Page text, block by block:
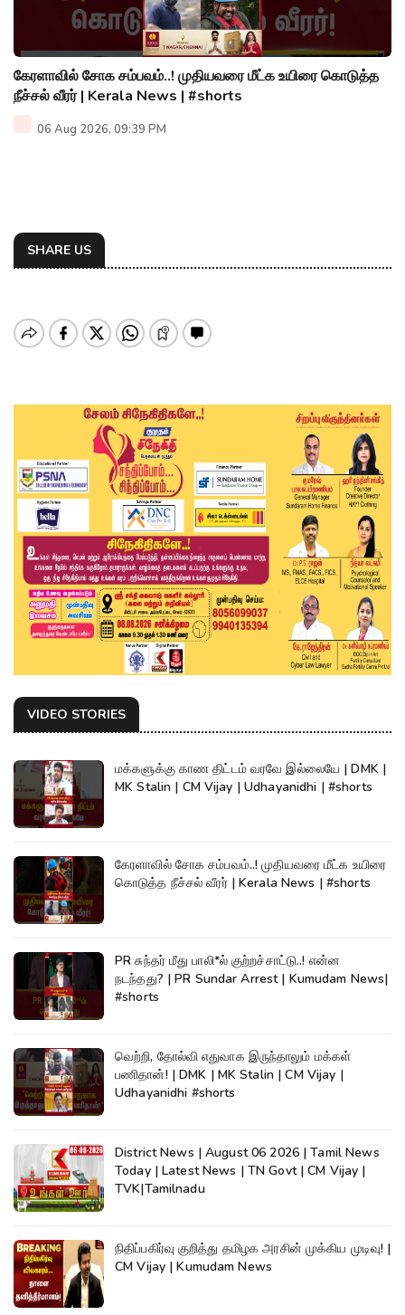
கேரளாவில் சோக சம்பவம்..! முதியவரை மீட்க உயிரை கொடுத்த
நீச்சல் வீரர் | Kerala News | #shorts
06 Aug 2026, 09:39 PM
SHARE US
VIDEO STORIES
மக்களுக்கு காண திட்டம் வரவே இல்லையே | DMK |
MK Stalin | CM Vijay | Udhayanidhi | #shorts
கேரளாவில் சோக சம்பவம்..! முதியவரை மீட்க உயிரை
கொடுத்த நீச்சல் வீரர் | Kerala News | #shorts
PR சுந்தர் மீது பாலி*ல் குற்றச்சாட்டு..! என்ன
நடந்தது? | PR Sundar Arrest | Kumudam News|
#shorts
வெற்றி, தோல்வி எதுவாக இருந்தாலும் மக்கள்
பணிதான்! | DMK | MK Stalin | CM Vijay |
Udhayanidhi #shorts
District News | August 06 2026 | Tamil News
Today | Latest News | TN Govt | CM Vijay |
TVK|Tamilnadu
நிதிப்பகிர்வு குறித்து தமிழக அரசின் முக்கிய முடிவு! |
CM Vijay | Kumudam News